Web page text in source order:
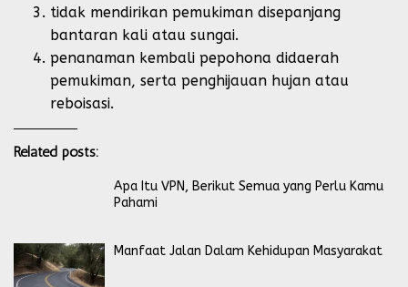
tidak mendirikan pemukiman disepanjang
bantaran kali atau sungai.
penanaman kembali pepohona didaerah
pemukiman, serta penghijauan hujan atau
reboisasi.
Related posts:
Apa Itu VPN, Berikut Semua yang Perlu Kamu
Pahami
Manfaat Jalan Dalam Kehidupan Masyarakat